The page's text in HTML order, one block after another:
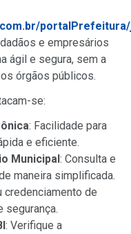
e empresários
ágil e segura, sem a
órgãos públicos.
se:
: Facilidade para
e eficiente.
Municipal: Consulta e
maneira simplificada.
credenciamento de
segurança.
: Verifique a